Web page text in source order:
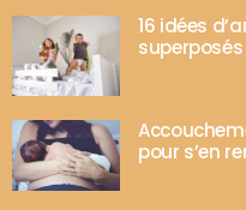
16 idées
pour s’en